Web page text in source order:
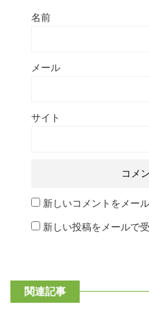
名前
メール
サイト
新しいコメントをメー
新しい投稿をメールで
関連記事